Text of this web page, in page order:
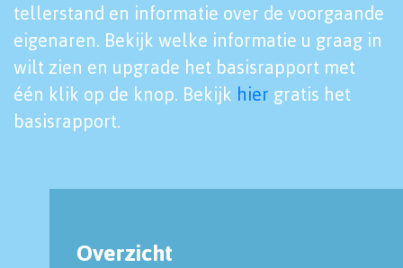
tellerstand en informatie over de voorgaande
eigenaren. Bekijk welke informatie u graag in
wilt zien en upgrade het basisrapport met
één klik op de knop. Bekijk hier gratis het
basisrapport.
Overzicht